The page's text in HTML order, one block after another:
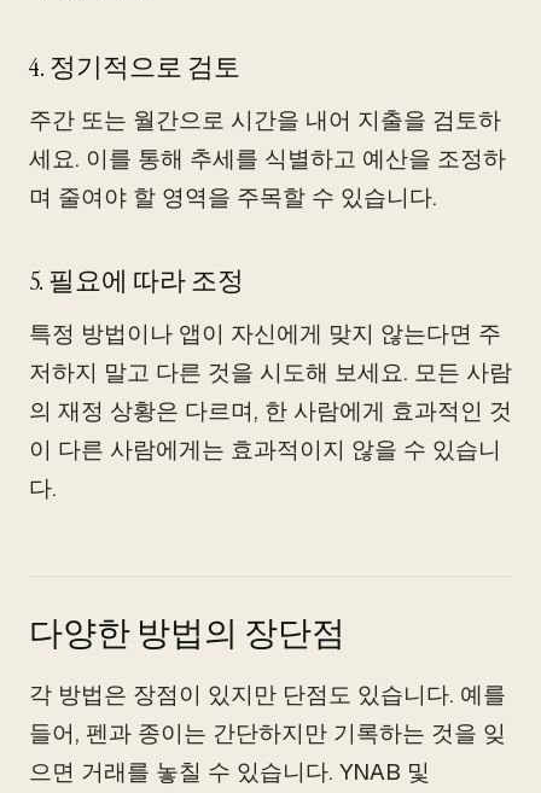
4. 정기적으로 검토
주간 또는 월간으로 시간을 내어 지출을 검토하
세요. 이를 통해 추세를 식별하고 예산을 조정하
며 줄여야 할 영역을 주목할 수 있습니다.
5. 필요에 따라 조정
특정 방법이나 앱이 자신에게 맞지 않는다면 주
저하지 말고 다른 것을 시도해 보세요. 모든 사람
의 재정 상황은 다르며, 한 사람에게 효과적인 것
이 다른 사람에게는 효과적이지 않을 수 있습니
다.
다양한 방법의 장단점
각 방법은 장점이 있지만 단점도 있습니다. 예를
들어, 펜과 종이는 간단하지만 기록하는 것을 잊
으면 거래를 놓칠 수 있습니다. YNAB 및